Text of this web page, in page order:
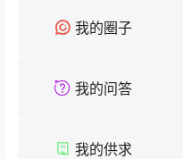
我的圈子
我的问答
我的供求